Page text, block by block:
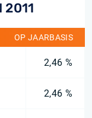
2011
OP JAARBASIS
2,46 %
2,46 %